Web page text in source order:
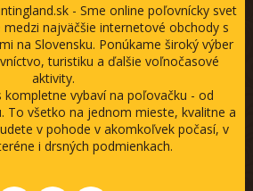
- Sme online poľovnícky svet
najväčšie internetové obchody s
na Slovensku. Ponúkame široký výber
turistiku a ďalšie voľnočasové
aktivity.
kompletne vybaví na poľovačku - od
To všetko na jednom mieste, kvalitne a
v pohode v akomkoľvek počasí, v
i drsných podmienkach.